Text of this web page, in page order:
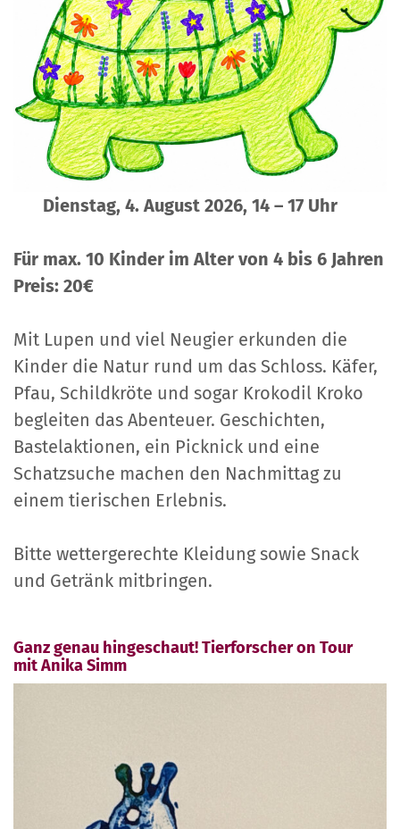
Dienstag, 4. August 2026, 14 – 17 Uhr
Für max. 10 Kinder im Alter von 4 bis 6 Jahren
Preis: 20€
Mit Lupen und viel Neugier erkunden die
Kinder die Natur rund um das Schloss. Käfer,
Pfau, Schildkröte und sogar Krokodil Kroko
begleiten das Abenteuer. Geschichten,
Bastelaktionen, ein Picknick und eine
Schatzsuche machen den Nachmittag zu
einem tierischen Erlebnis.
Bitte wettergerechte Kleidung sowie Snack
und Getränk mitbringen.
Ganz genau hingeschaut! Tierforscher on Tour
mit Anika Simm